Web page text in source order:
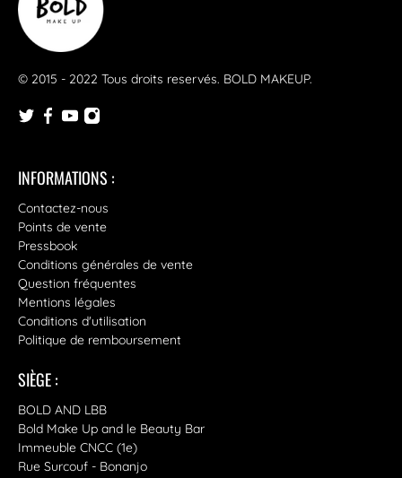
© 2015 - 2022 Tous droits reservés. BOLD MAKEUP.
INFORMATIONS :
Contactez-nous
Points de vente
Pressbook
Conditions générales de vente
Question fréquentes
Mentions légales
Conditions d'utilisation
Politique de remboursement
SIÈGE :
BOLD AND LBB
Bold Make Up and le Beauty Bar
Immeuble CNCC (1e)
Rue Surcouf - Bonanjo